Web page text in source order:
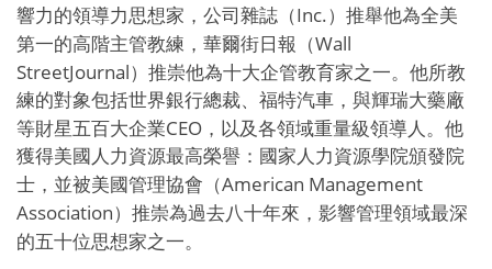
響力的領導力思想家，公司雜誌（Inc.）推舉他為全美
第一的高階主管教練，華爾街日報（Wall
StreetJournal）推崇他為十大企管教育家之一。他所教
練的對象包括世界銀行總裁、福特汽車，與輝瑞大藥廠
等財星五百大企業CEO ，以及各領域重量級領導人。他
獲得美國人力資源最高榮譽：國家人力資源學院頒發院
士，並被美國管理協會（American Management
Association）推崇為過去八十年來，影響管理領域最深
的五十位思想家之一。